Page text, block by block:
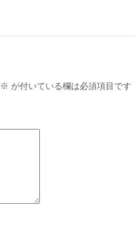
※ が付いている欄は必須項目です